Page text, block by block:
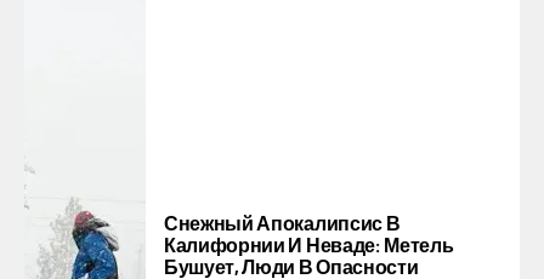
Снежный Апокалипсис В
Калифорнии И Неваде: Метель
Бушует, Люди В Опасности